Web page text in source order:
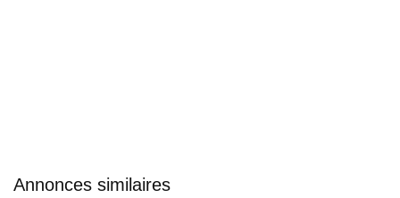
Annonces similaires